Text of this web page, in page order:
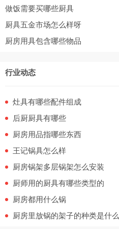
做饭需要买哪些厨具
厨具五金市场怎么样呀
厨房用具包含哪些物品
行业动态
灶具有哪些配件组成
后厨厨具有哪些
厨房用品指哪些东西
王记锅具怎么样
厨房锅架多层锅架怎么安装
厨师用的厨具有哪些类型的
厨房都用什么锅
厨房里放锅的架子的种类是什么